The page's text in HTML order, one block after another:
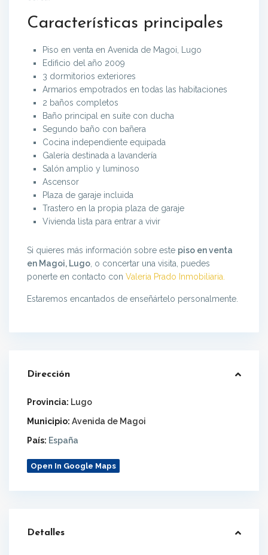
Características principales
Piso en venta en Avenida de Magoi, Lugo
Edificio del año 2009
3 dormitorios exteriores
Armarios empotrados en todas las habitaciones
2 baños completos
Baño principal en suite con ducha
Segundo baño con bañera
Cocina independiente equipada
Galería destinada a lavandería
Salón amplio y luminoso
Ascensor
Plaza de garaje incluida
Trastero en la propia plaza de garaje
Vivienda lista para entrar a vivir
Si quieres más información sobre este piso en venta
en Magoi, Lugo , o concertar una visita, puedes
ponerte en contacto con Valeria Prado Inmobiliaria.
Estaremos encantados de enseñártelo personalmente.
Dirección
Provincia: Lugo
Municipio: Avenida de Magoi
País: España
Open In Google Maps
Detalles